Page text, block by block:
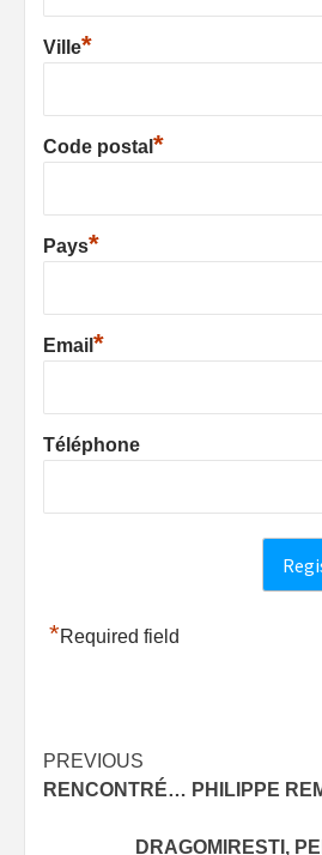
Ville*
Code postal *
Pays*
Email *
Téléphone
*Required field
Post
navigation
PREVIOUS
RENCONTRÉ… PHILIPPE
DRAGOMIRESTI,